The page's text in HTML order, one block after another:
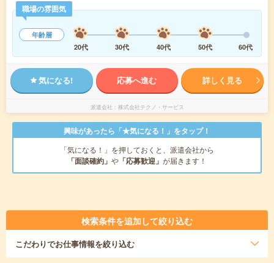
職場の雰囲気
年齢層
20代
30代 40代 50代 60代
気になる! 応募へ進む 詳しく見る
派遣会社 株式会社テクノ・サービス
興味があったら「★気になる！」をタップ！
「気になる！」を押しておくと、派遣会社から
「面談確約」 や 「応募歓迎」 が届きます！
検索条件を追加して絞り込む
こだわりでお仕事情報を絞り込む